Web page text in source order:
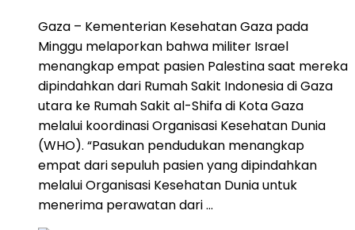
Gaza – Kementerian Kesehatan Gaza pada
Minggu melaporkan bahwa militer Israel
menangkap empat pasien Palestina saat mereka
dipindahkan dari Rumah Sakit Indonesia di Gaza
utara ke Rumah Sakit al-Shifa di Kota Gaza
melalui koordinasi Organisasi Kesehatan Dunia
(WHO). “Pasukan pendudukan menangkap
empat dari sepuluh pasien yang dipindahkan
melalui Organisasi Kesehatan Dunia untuk
menerima perawatan dari …